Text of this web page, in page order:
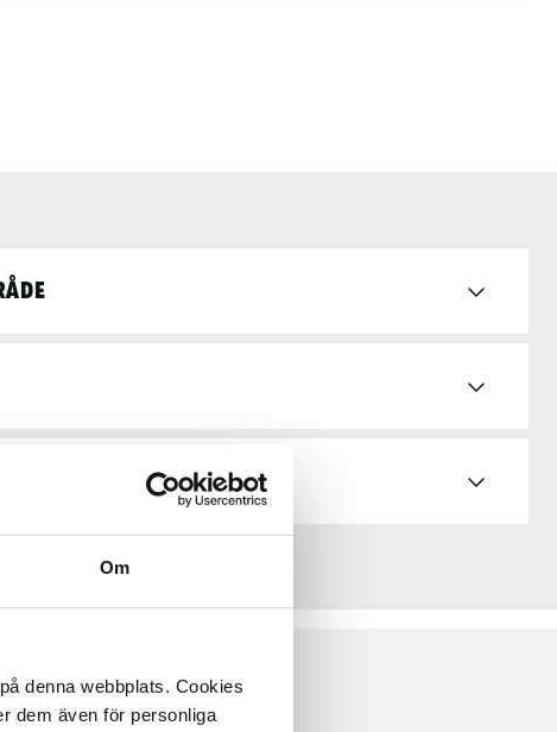
Om
denna webbplats. Cookies
dem även för personliga